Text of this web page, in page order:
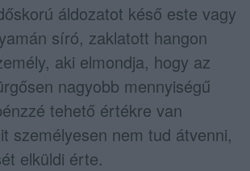
áldozatot késő este vagy
síró, zaklatott hangon
aki elmondja, hogy az
nagyobb mennyiségű
tehető értékre van
személyesen nem tud átvenni,
elküldi érte.